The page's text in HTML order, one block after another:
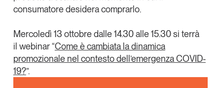
consumatore desidera comprarlo.
Mercoledì 13 ottobre dalle 14.30 alle 15.30si terrà
il webinar“Come è cambiata la dinamica
promozionale nel contesto dell’emergenza COVID-
19?”.